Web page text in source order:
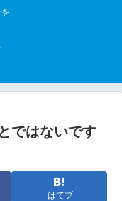
ではないです
はてブ